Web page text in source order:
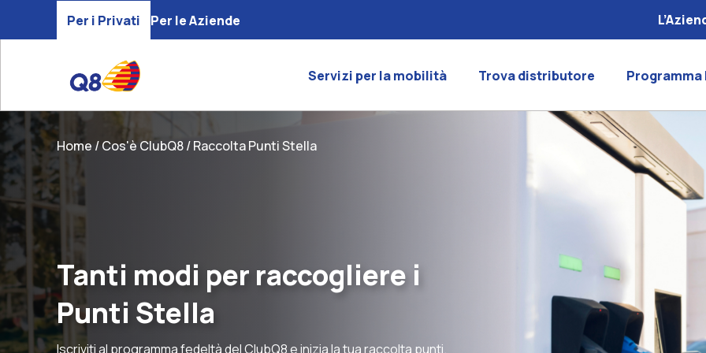
Per i Privati Per le Aziende
Servizi per la mobilità Trova distributore Programma
Home Cos'è ClubQ8 Raccolta Punti Stella
Tanti modi per raccogliere i
Punti Stella
Iscriviti al programma fedeltà del ClubQ8 e inizia la tua raccolta punti.